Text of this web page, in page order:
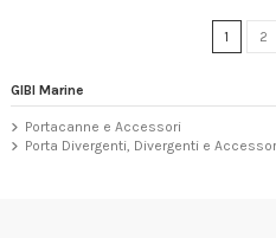
1 2
GIBI Marine
Portacanne e Accessori
Porta Divergenti, Divergenti e